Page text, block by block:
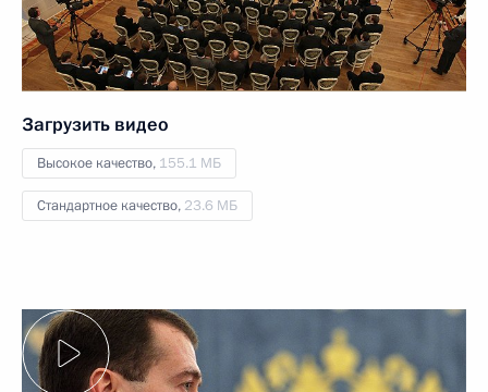
Загрузить видео
Высокое качество, 155.1 МБ
Стандартное качество, 23.6 МБ